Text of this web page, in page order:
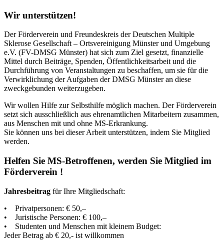
Wir unterstützen!
Der Förderverein und Freundeskreis der Deutschen Multiple
Sklerose Gesellschaft – Ortsvereinigung Münster und Umgebung
e.V. (FV-DMSG Münster) hat sich zum Ziel gesetzt, finanzielle
Mittel durch Beiträge, Spenden, Öffentlichkeitsarbeit und die
Durchführung von Veranstaltungen zu beschaffen, um sie für die
Verwirklichung der Aufgaben der DMSG Münster an diese
zweckgebunden weiterzugeben.
Wir wollen Hilfe zur Selbsthilfe möglich machen. Der Förderverein
setzt sich ausschließlich aus ehrenamtlichen Mitarbeitern zusammen,
aus Menschen mit und ohne MS-Erkrankung.
Sie können uns bei dieser Arbeit unterstützen, indem Sie Mitglied
werden.
Helfen Sie MS-Betroffenen, werden Sie Mitglied im
Förderverein !
Jahresbeitrag für Ihre Mitgliedschaft:
• Privatpersonen: € 50,–
• Juristische Personen: € 100,–
• Studenten und Menschen mit kleinem Budget:
Jeder Betrag ab € 20,- ist willkommen